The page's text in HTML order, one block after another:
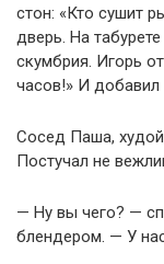
стон: «Кто сушит
дверь. На
скумбрия. Игорь
часов!» И
Сосед Паша,
Постучал не
— Ну вы чего? —
блендером. — У